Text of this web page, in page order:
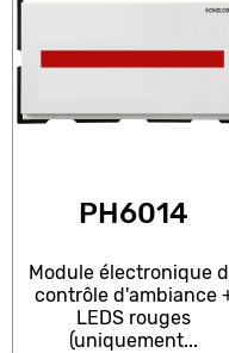
PH6014
Module électronique
contrôle d'ambiance
LEDS rouges
(uniquement...